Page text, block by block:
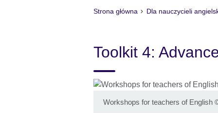
Strona główna Dla nauczycieli
Toolkit 4:
Workshops for teachers of English